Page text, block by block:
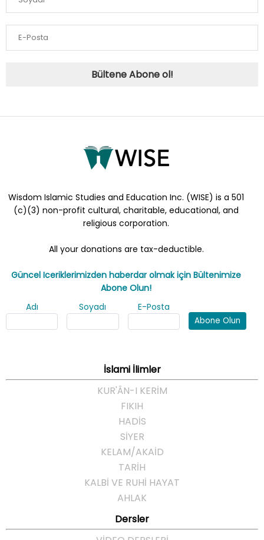
Bültene Abone ol!
Wisdom Islamic Studies and Education Inc. (WISE) is a 501
(c)(3) non-profit cultural, charitable, educational, and
religious corporation.
All your donations are tax-deductible.
Güncel Iceriklerimizden haberdar olmak için Bültenimize
Abone Olun!
Adı
Soyadı E-Posta
Abone Olun
İslami İlimler
KUR'ÂN-I KERİM
FIKIH
HADİS
SİYER
KELAM/AKAİD
TARİH
KALBİ VE RUHİ HAYAT
AHLAK
Dersler